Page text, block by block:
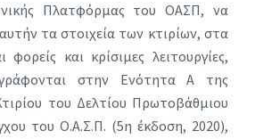
Πλατφόρμας του ΟΑΣΠ, να
τα στοιχεία των κτιρίων, στα
φορείς και κρίσιμες λειτουργίες,
στην Ενότητα Α της
του Δελτίου Πρωτοβάθμιου
του Ο.Α.Σ.Π. (5η έκδοση, 2020),